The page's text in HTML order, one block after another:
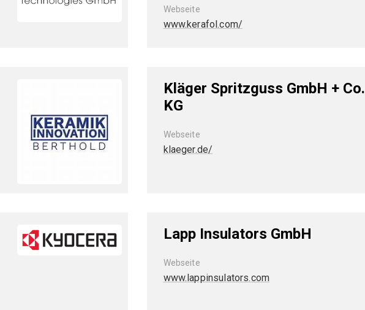
Webseite
www.kerafol.com/
Kläger Spritzguss GmbH + Co.
KG
Webseite
klaeger.de/
Lapp Insulators GmbH
Webseite
www.lappinsulators.com